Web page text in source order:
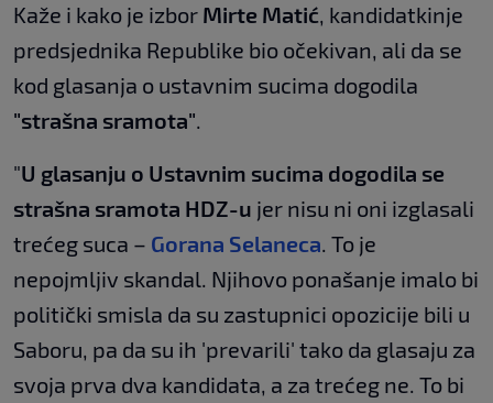
Kaže i kako je izbor Mirte Matić, kandidatkinje
predsjednika Republike bio očekivan, ali da se
kod glasanja o ustavnim sucima dogodila
"strašna sramota".
"U glasanju o Ustavnim sucima dogodila se
strašna sramota HDZ-u jer nisu ni oni izglasali
trećeg suca – Gorana Selaneca. To je
nepojmljiv skandal. Njihovo ponašanje imalo bi
politički smisla da su zastupnici opozicije bili u
Saboru, pa da su ih 'prevarili' tako da glasaju za
svoja prva dva kandidata, a za trećeg ne. To bi